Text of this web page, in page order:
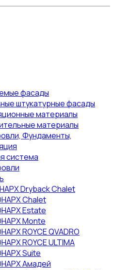
фасады
штукатурные фасады
материалы
материалы
Фундаменты,
система
Dryback Chalet
Chalet
Estate
Monte
ROYCE QVADRO
ROYCE ULTIMA
Suite
Амадей